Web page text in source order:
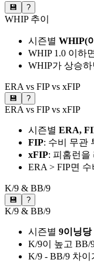
💾 ?
WHIP 추이
시즌별 WHIP(
WHIP 1.0 이하
WHIP가 상승
ERA vs FIP vs xFIP
💾 ?
ERA vs FIP vs xFIP
시즌별 ERA,
FIP: 수비 무관
xFIP: 피홈런을
ERA > FIP면
K/9 & BB/9
💾 ?
K/9 & BB/9
시즌별 9이닝당
K/9이 높고 BB/
K/9 - BB/9 차이